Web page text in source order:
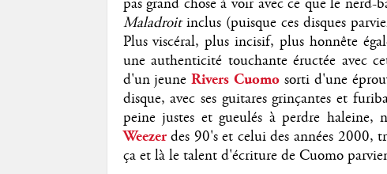
Maladroitinclus (puisque ces disques
Plus viscéral, plus incisif, plus honnête
une authenticité touchante éructée avec
d'un jeune Rivers Cuomo sorti d'une
disque, avec ses guitares grinçantes et
peine justes et gueulés à perdre haleine,
Weezerdes 90's et celui des années 2000,
ça et là le talent d'écriture de Cuomo